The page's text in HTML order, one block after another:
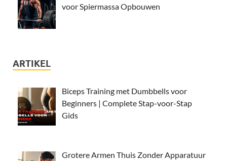
voor Spiermassa Opbouwen
ARTIKEL
Biceps Training met Dumbbells voor
Beginners | Complete Stap-voor-Stap
Gids
Grotere Armen Thuis Zonder Apparatuur